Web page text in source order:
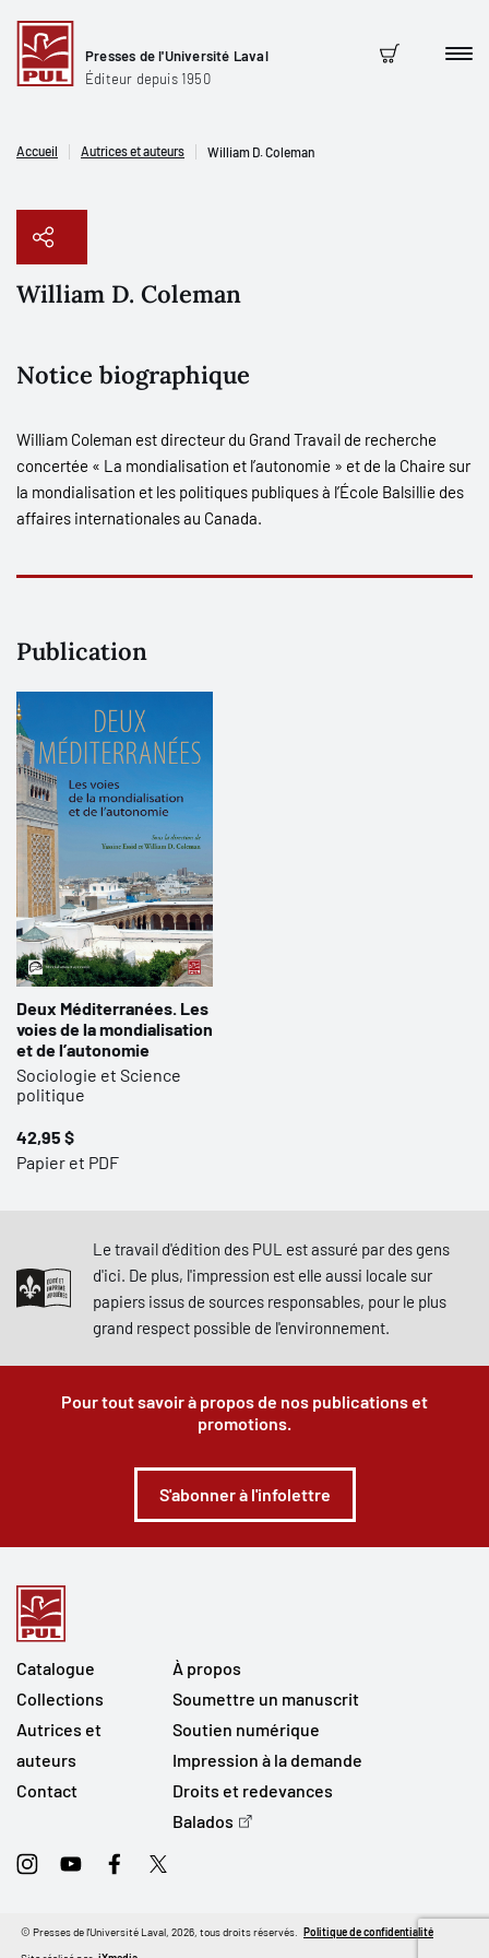
Presses de l'Université Laval
Éditeur depuis 1950
Panier
Accueil Autrices et auteurs William D. Coleman
William D. Coleman
Notice biographique
William Coleman est directeur du Grand Travail de recherche
concertée « La mondialisation et l’autonomie » et de la Chaire sur
la mondialisation et les politiques publiques à l’École Balsillie des
affaires internationales au Canada.
Publication
Deux Méditerranées. Les
voies de la mondialisation
et de l’autonomie
Sociologie et Science
politique
42,95 $
Papier et PDF
Le travail d'édition des PUL est assuré par des gens
d'ici. De plus, l'impression est elle aussi locale sur
papiers issus de sources responsables, pour le plus
grand respect possible de l'environnement.
Pour tout savoir à propos de nos publications et
promotions.
S'abonner à l'infolettre
Catalogue
Collections
Autrices et
auteurs
Contact
À propos
Soumettre un manuscrit
Soutien numérique
Impression à la demande
Droits et redevances
Balados
InstagramYoutubeFacebookTwitter
© Presses de l'Université Laval, 2026, tous droits réservés. Politique de confidentialité